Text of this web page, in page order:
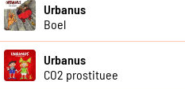
Urbanus
Boel
Urbanus
CO2 prostituee